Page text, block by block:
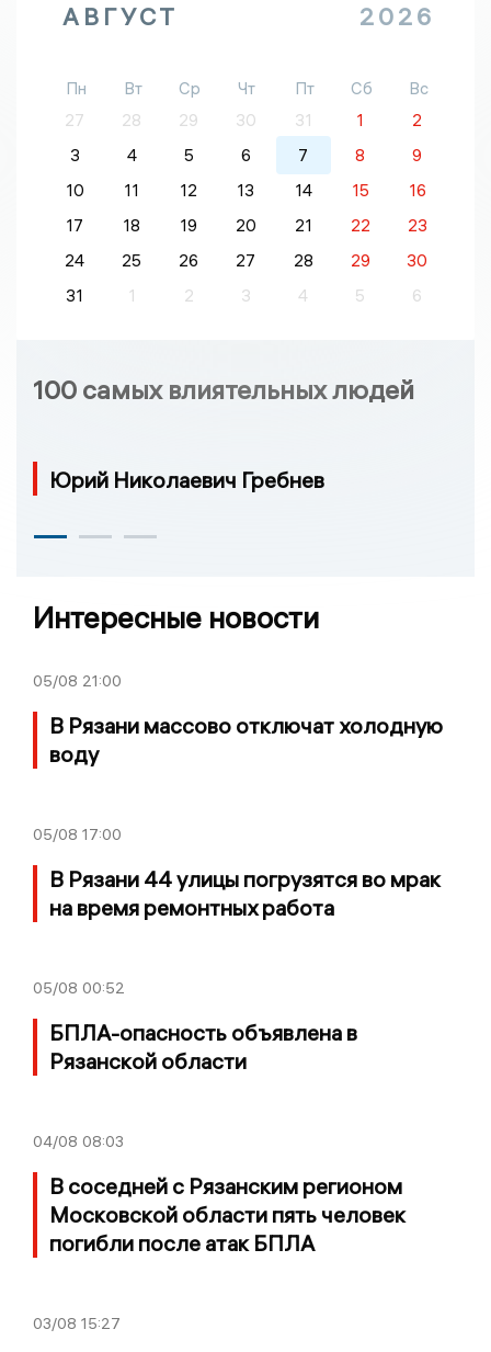
АВГУСТ 2026
Пн Вт Ср Чт Пт Сб
Вс
27
28 29 30 31 1
2
3
4 5 6 7 8
9
10
11 12 13 14 15
16
17
18 19 20 21 22
23
24
25 26 27 28 29
30
31
1 2 3 4 5 6
100 самых влиятельных людей
Юрий Николаевич Гребнев
Интересные новости
05/08 21:00
В Рязани массово отключат холодную
воду
05/08 17:00
В Рязани 44 улицы погрузятся во мрак
на время ремонтных работа
05/08 00:52
БПЛА-опасность объявлена в
Рязанской области
04/08 08:03
В соседней с Рязанским регионом
Московской области пять человек
погибли после атак БПЛА
03/08 15:27